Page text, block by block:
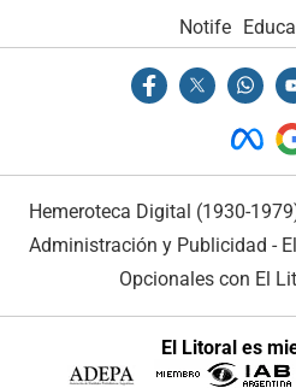
Notife
Hemeroteca Digital (1930-
Administración y Publicidad -
Opcionales con El
El Litoral es